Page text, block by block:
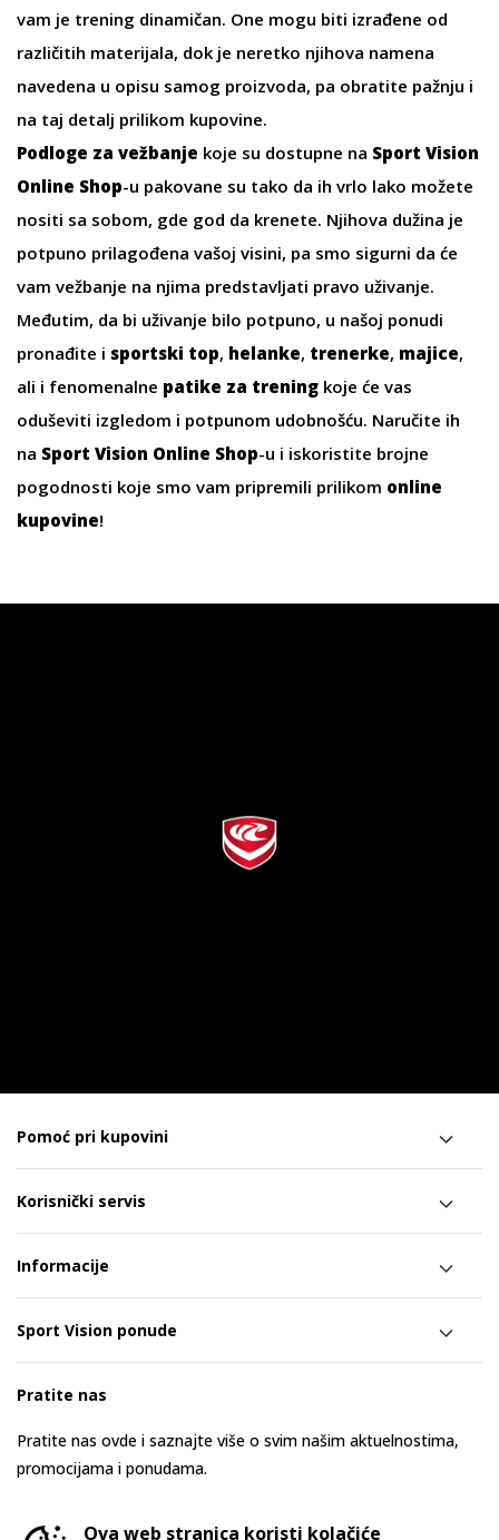
vam je trening dinamičan. One mogu biti izrađene od
različitih materijala, dok je neretko njihova namena
navedena u opisu samog proizvoda, pa obratite pažnju i
na taj detalj prilikom kupovine.
Podloge za vežbanje koje su dostupne na Sport Vision
Online Shop-u pakovane su tako da ih vrlo lako možete
nositi sa sobom, gde god da krenete. Njihova dužina je
potpuno prilagođena vašoj visini, pa smo sigurni da će
vam vežbanje na njima predstavljati pravo uživanje.
Međutim, da bi uživanje bilo potpuno, u našoj ponudi
pronađite i sportski top, helanke, trenerke, majice,
ali i fenomenalne patike za trening koje će vas
oduševiti izgledom i potpunom udobnošću. Naručite ih
na Sport Vision Online Shop-u i iskoristite brojne
pogodnosti koje smo vam pripremili prilikom online
kupovine!
Pomoć pri kupovini
Korisnički servis
Informacije
Sport Vision ponude
Pratite nas
Pratite nas ovde i saznajte više o svim našim aktuelnostima,
promocijama i ponudama.
Ova web stranica koristi kolačiće